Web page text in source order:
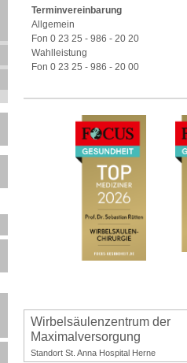
Terminvereinbarung
Allgemein
Fon 0 23 25 - 986 - 20 20
Wahlleistung
Fon 0 23 25 - 986 - 20 00
Wirbelsäulenzentrum der
Maximalversorgung
Standort St. Anna Hospital Herne